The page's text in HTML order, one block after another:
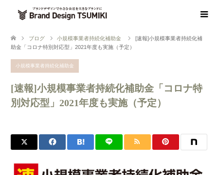
ブログ 小規模事業者持続化補助金
[速報]小規模事業者持続化補
助金「コロナ特別対応型」2021年度も実施（予定）
小規模事業者持続化補助金
[速報]小規模事業者持続化補助金「コロナ特
別対応型」2021年度も実施（予定）